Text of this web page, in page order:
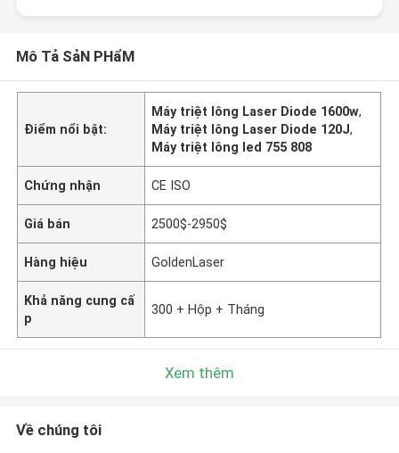
Mô Tả SảN PHẩM
Điểm nổi bật:
Máy triệt lông Laser Diode 1600w,
Máy triệt lông Laser Diode 120J,
Máy triệt lông led 755 808
Chứng nhận CE ISO
Giá bán 2500$-2950$
Hàng hiệu GoldenLaser
Khả năng cung cấ
p
300 + Hộp + Tháng
Xem thêm
Về chúng tôi